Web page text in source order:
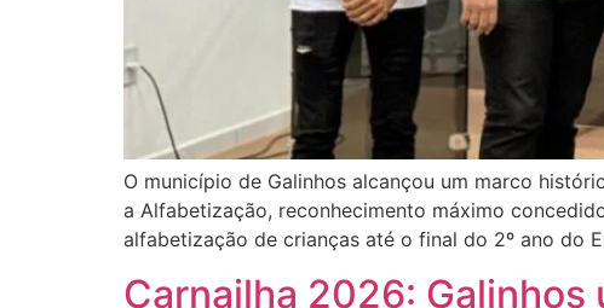
O município de Galinhos alcançou um marco
a Alfabetização, reconhecimento máximo
alfabetização de crianças até o final do 2º ano do
Carnailha 2026: